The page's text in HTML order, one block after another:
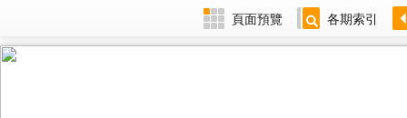
頁面預覽 各期索引